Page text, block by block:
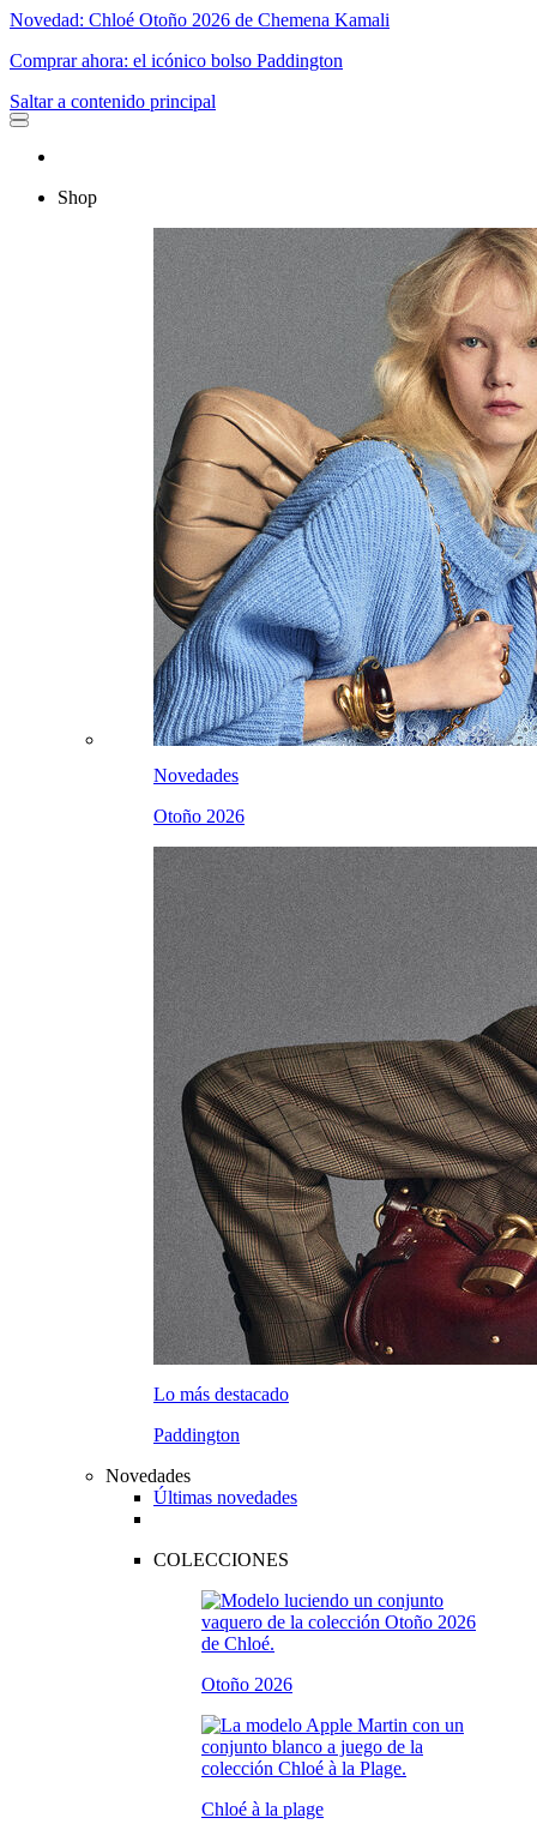
Novedad: Chloé Otoño 2026 de Chemena Kamali
Comprar ahora: el icónico bolso Paddington
Saltar a contenido principal
Shop
Novedades
Otoño 2026
Lo más destacado
Paddington
Novedades
Últimas novedades
COLECCIONES
Otoño 2026
Chloé à la plage